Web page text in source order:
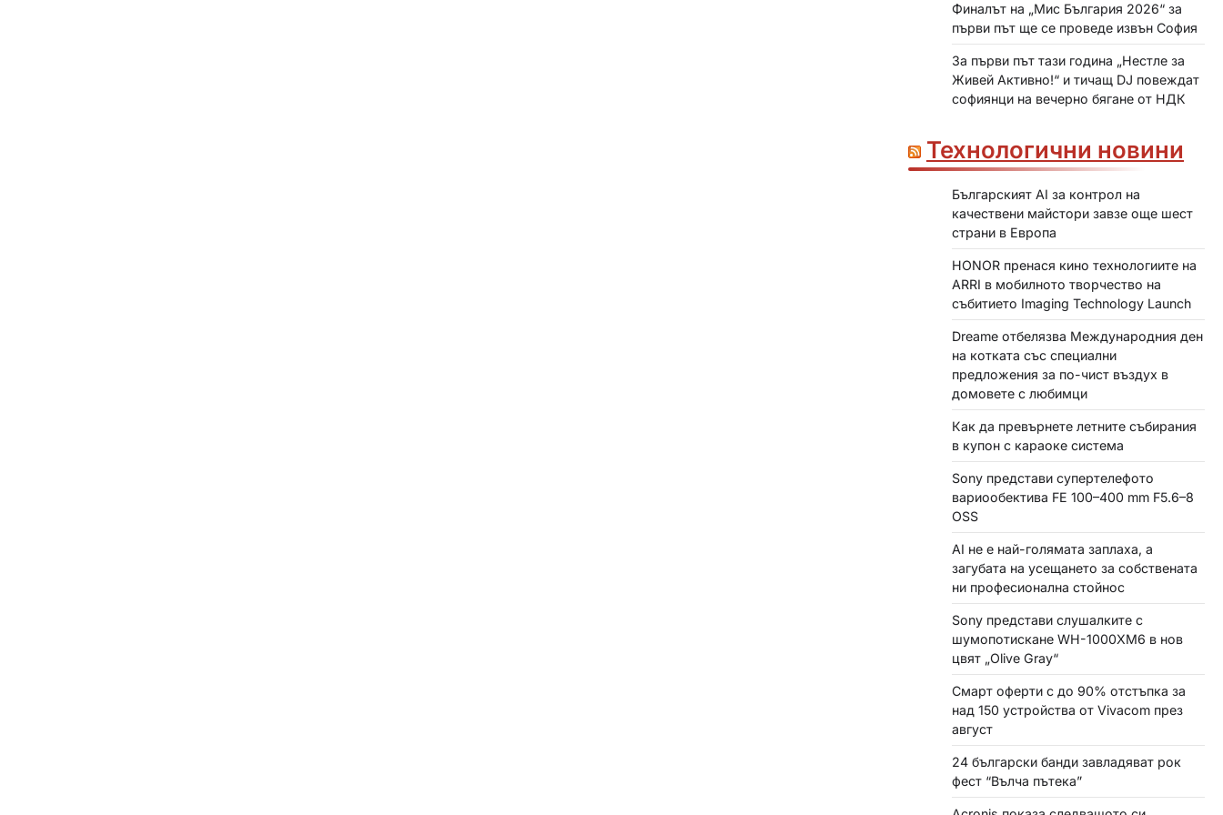
Финалът на „Мис България 2026“ за
първи път ще се проведе извън София
За първи път тази година „Нестле за
Живей Активно!“ и тичащ DJ повеждат
софиянци на вечерно бягане от НДК
Технологични новини
Българският AI за контрол на
качествени майстори завзе още шест
страни в Европа
HONOR пренася кино технологиите на
ARRI в мобилното творчество на
събитието Imaging Technology Launch
Dreame отбелязва Международния ден
на котката със специални
предложения за по-чист въздух в
домовете с любимци
Как да превърнете летните събирания
в купон с караоке система
Sony представи супертелефото
вариообектива FE 100–400 mm F5.6–8
OSS
AI не е най-голямата заплаха, а
загубата на усещането за собствената
ни професионална стойнос
Sony представи слушалките с
шумопотискане WH-1000XM6 в нов
цвят „Olive Gray“
Смарт оферти с до 90% отстъпка за
над 150 устройства от Vivacom през
август
24 български банди завладяват рок
фест “Вълча пътека”